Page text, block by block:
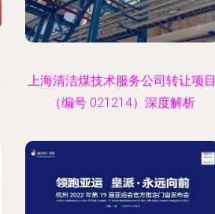
上海清洁煤技术服务公司转让项目
（编号 021214）深度解析